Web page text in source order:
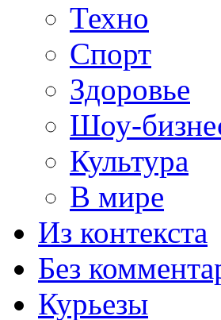
Техно
Спорт
Здоровье
Шоу-
Культура
В мире
Из контекста
Без
Курьезы